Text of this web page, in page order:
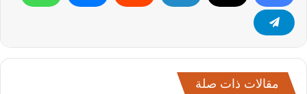
مقالات ذات صلة